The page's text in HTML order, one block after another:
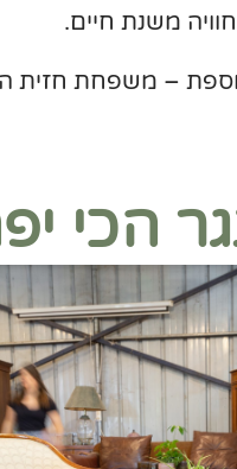
משנת חיים.
– משפחת חזית
הכי